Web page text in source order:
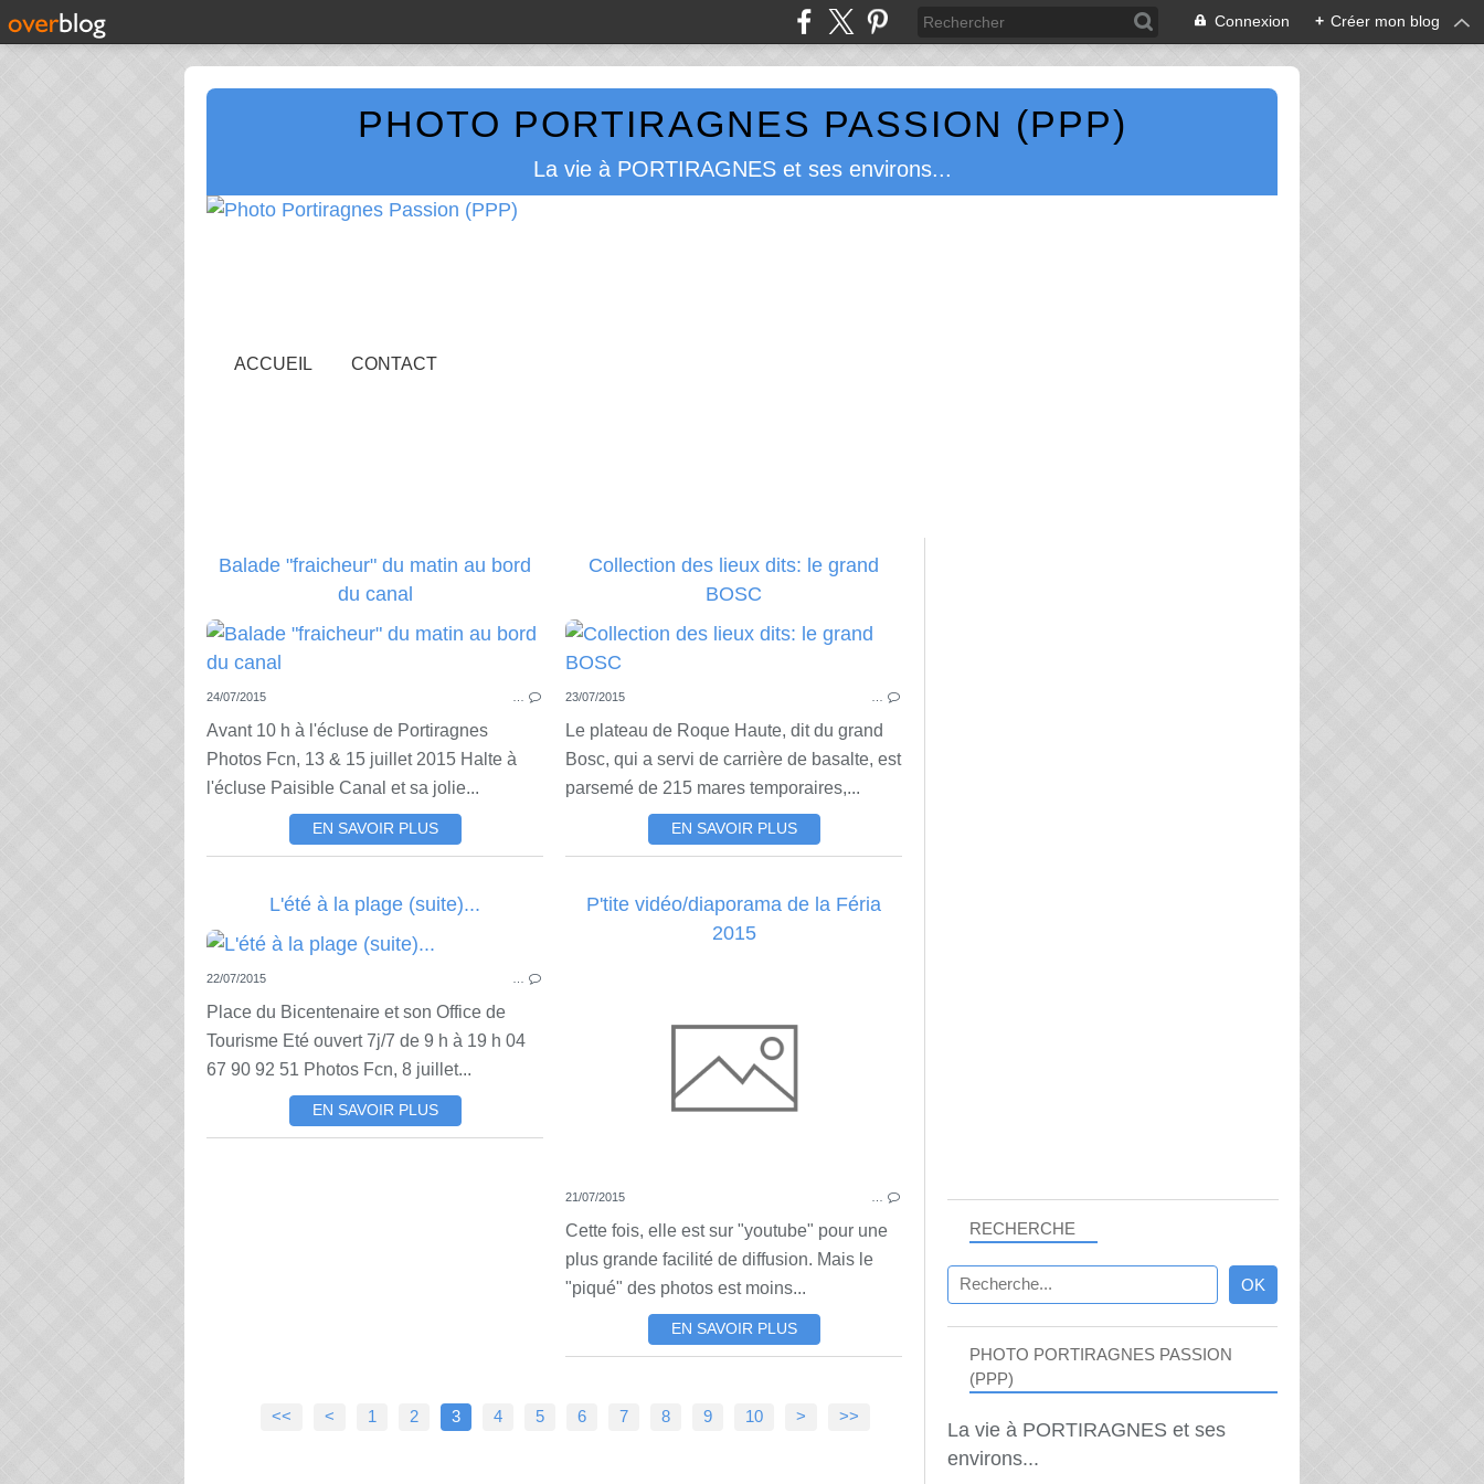
Connexion + Créer mon blog
PHOTO PORTIRAGNES PASSION (PPP)
La vie à PORTIRAGNES et ses environs...
ACCUEIL CONTACT
Balade "fraicheur" du matin au bord
du canal
PHOTOS DU VILLAGE
24/07/2015
Avant 10 h à l'écluse de Portiragnes
Photos Fcn, 13 & 15 juillet 2015 Halte à
l'écluse Paisible Canal et sa jolie...
EN SAVOIR PLUS
Collection des lieux dits: le grand
BOSC
23/07/2015
Le plateau de Roque Haute, dit du grand
Bosc, qui a servi de carrière de basalte, est
parsemé de 215 mares temporaires,...
EN SAVOIR PLUS
L'été à la plage (suite)...
22/07/2015
Place du Bicentenaire et son Office de
Tourisme Eté ouvert 7j/7 de 9 h à 19 h 04
67 90 92 51 Photos Fcn, 8 juillet...
EN SAVOIR PLUS
P'tite vidéo/diaporama de la Féria
2015
21/07/2015
Cette fois, elle est sur "youtube" pour une
plus grande facilité de diffusion. Mais le
"piqué" des photos est moins...
EN SAVOIR PLUS
<< < 1 2 3 4 5 6 7 8 9 10 > >>
RECHERCHE
PHOTO PORTIRAGNES PASSION
(PPP)
La vie à PORTIRAGNES et ses
environs...